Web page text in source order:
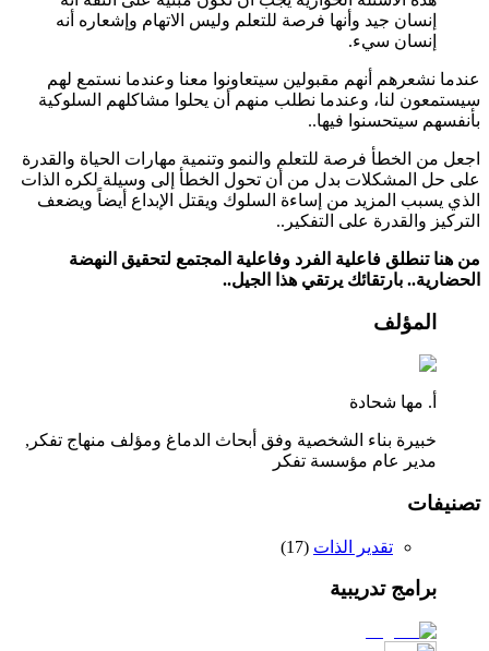
إنسان جيد وأنها فرصة للتعلم وليس الاتهام وإشعاره أنه
إنسان سيء.
عندما نشعرهم أنهم مقبولين سيتعاونوا معنا وعندما نستمع لهم
سيستمعون لنا، وعندما نطلب منهم أن يحلوا مشاكلهم السلوكية
بأنفسهم سيتحسنوا فيها..
اجعل من الخطأ فرصة للتعلم والنمو وتنمية مهارات الحياة والقدرة
على حل المشكلات بدل من أن تحول الخطأ إلى وسيلة لكره الذات
الذي يسبب المزيد من إساءة السلوك ويقتل الإبداع أيضاً ويضعف
التركيز والقدرة على التفكير..
من هنا تنطلق فاعلية الفرد وفاعلية المجتمع لتحقيق النهضة
الحضارية.. بارتقائك يرتقي هذا الجيل..
المؤلف
أ. مها شحادة
خبيرة بناء الشخصية وفق أبحاث الدماغ ومؤلف منهاج تفكر,
مدير عام مؤسسة تفكر
تصنيفات
تقدير الذات (
17
)
برامج تدريبية